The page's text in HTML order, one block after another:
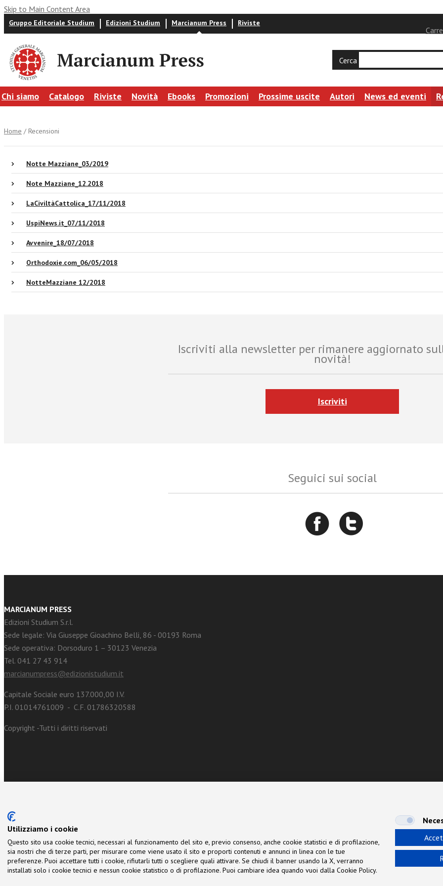
Skip to Main Content Area
Gruppo Editoriale Studium Edizioni Studium Marcianum Press Riviste
Cerca
Chi siamo Catalogo Riviste Novità Ebooks Promozioni Prossime uscite Autori News ed eventi
Home / Recensioni
Notte Mazziane_03/2019
Note Mazziane_12.2018
LaCiviltàCattolica_17/11/2018
UspiNews.it_07/11/2018
Avvenire_18/07/2018
Orthodoxie.com_06/05/2018
NotteMazziane 12/2018
Iscriviti alla newsletter per rimanere aggiornato
novità!
Iscriviti
Seguici sui social
MARCIANUM PRESS
Edizioni Studium S.r.l.
Sede legale: Via Giuseppe Gioachino Belli, 86 - 00193 Roma
Sede operativa: Dorsoduro 1 – 30123 Venezia
Tel. 041 27 43 914
marcianumpress@edizionistudium.it
Capitale Sociale euro 137.000,00 I.V.
P.I. 01014761009 - C.F. 01786320588
Copyright -Tutti i diritti riservati
Utilizziamo i cookie
Questo sito usa cookie tecnici, necessari al funzionamento del sito e, previo consenso, anche cookie statistici e di profilazione,
sia nostri che di terze parti, per misurare come viene usato il sito e proporti contenuti e annunci in linea con le tue
preferenze. Puoi accettare tutti i cookie, rifiutarli tutti o scegliere quali attivare. Se chiudi il banner usando la X, verranno
installati solo i cookie tecnici e nessun cookie statistico o di profilazione. Puoi cambiare idea quando vuoi dalla Cookie Policy.